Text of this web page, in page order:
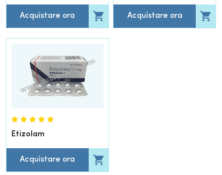
Acquistare ora Acquistare ora
Etizolam
Acquistare ora